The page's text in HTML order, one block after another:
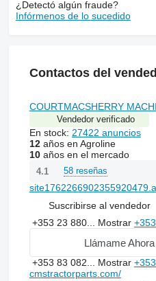
¿Detectó algún fraude?
Infórmenos de lo sucedido
Contactos del
COURTMACSHERRY
Vendedor verificado
En stock: 27422 anuncios
12años en Agroline
10años en el mercado
4.1 58 reseñas
Suscribirse al vendedor
+353 23 880... Mostrar
Llámame Ahora
+353 83 082... Mostrar
cmstractorparts.com/